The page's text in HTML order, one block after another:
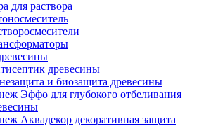
для раствора
древесины
и биозащита древесины
Эффо для глубокого отбеливания
Аквадекор декоративная защита